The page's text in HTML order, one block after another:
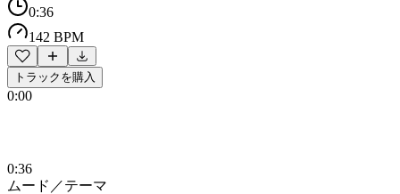
0:36
142 BPM
トラックを購入
0:00
0:36
ムード／テーマ